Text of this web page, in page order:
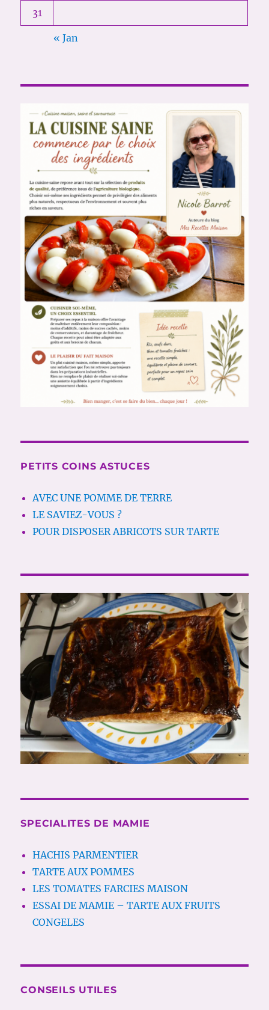
31
« Jan
PETITS COINS ASTUCES
AVEC UNE POMME DE TERRE
LE SAVIEZ-VOUS ?
POUR DISPOSER ABRICOTS SUR TARTE
SPECIALITES DE MAMIE
HACHIS PARMENTIER
TARTE AUX POMMES
LES TOMATES FARCIES MAISON
ESSAI DE MAMIE – TARTE AUX FRUITS
CONGELES
CONSEILS UTILES